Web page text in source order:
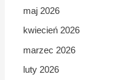
maj 2026
kwiecień 2026
marzec 2026
luty 2026